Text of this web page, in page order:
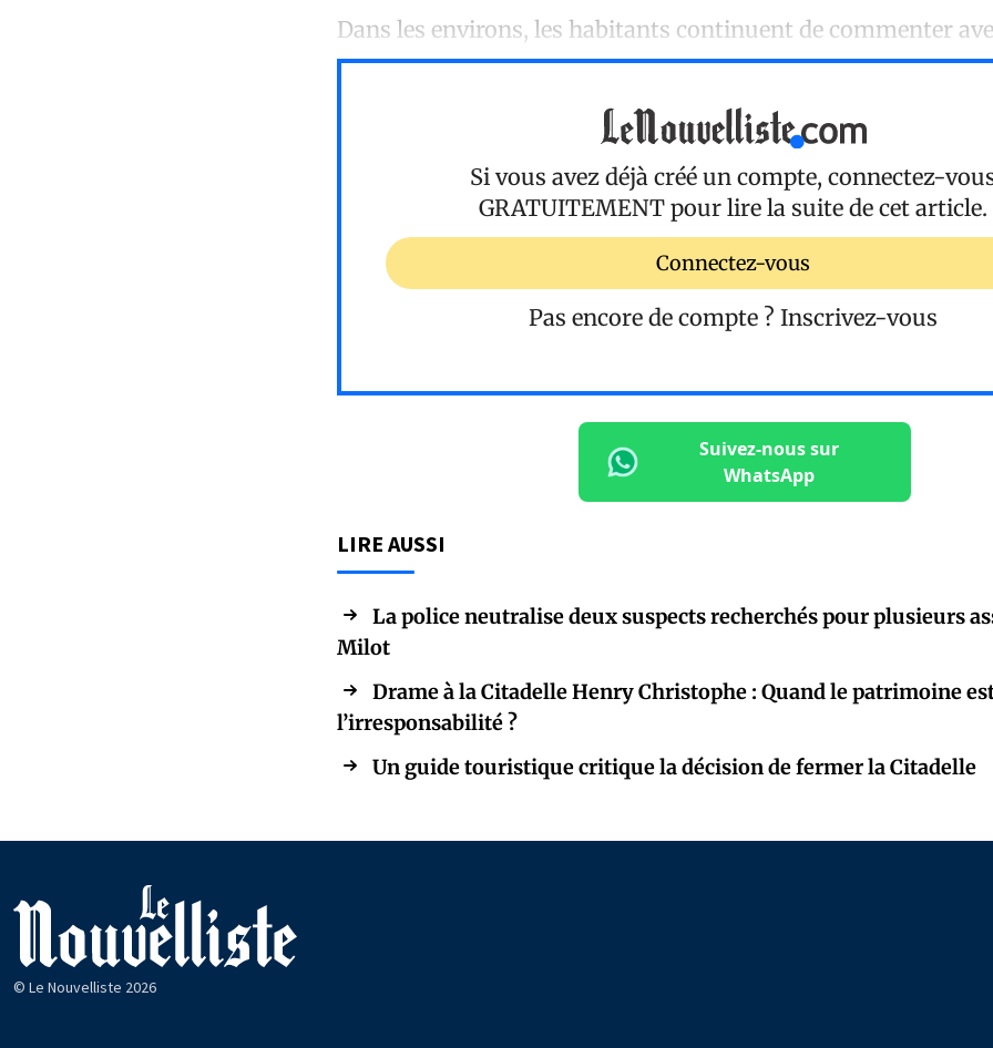
Dans les environs, les habitants continuent de commenter
Si vous avez déjà créé un compte, connectez-
GRATUITEMENT pour lire la suite de cet article.
Connectez-vous
Pas encore de compte ? Inscrivez-vous
Suivez-nous sur
WhatsApp
LIRE AUSSI
La police neutralise deux suspects recherchés pour plusieurs
Milot
Drame à la Citadelle Henry Christophe : Quand le patrimoine
l’irresponsabilité ?
Un guide touristique critique la décision de fermer la Citadelle
© Le Nouvelliste 2026